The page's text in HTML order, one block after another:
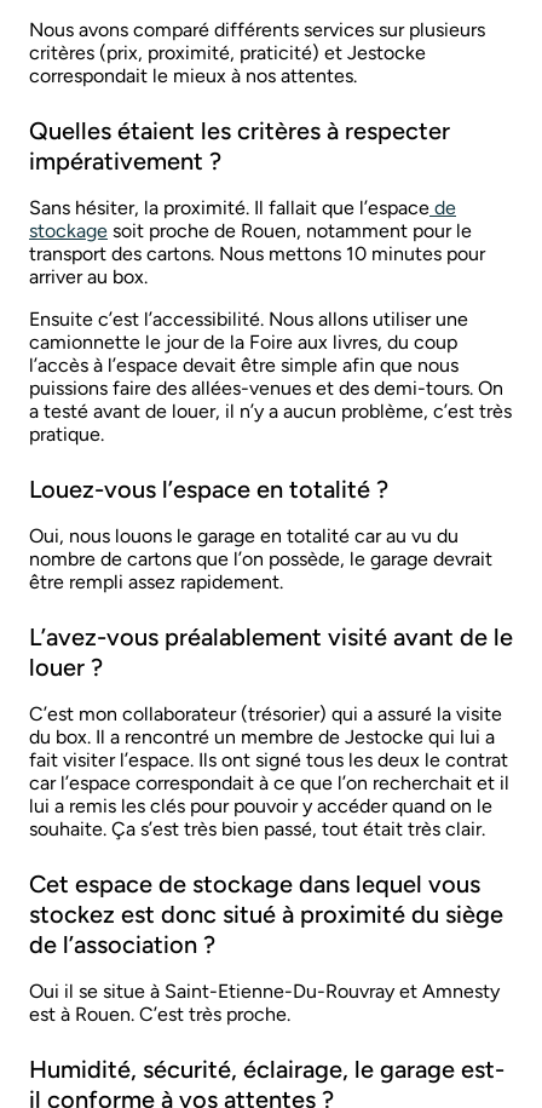
Nous avons comparé différents services sur plusieurs
critères (prix, proximité, praticité) et Jestocke
correspondait le mieux à nos attentes.
Quelles étaient les critères à respecter
impérativement ?
Sans hésiter, la proximité. Il fallait que l’espace de
stockage soit proche de Rouen, notamment pour le
transport des cartons. Nous mettons 10 minutes pour
arriver au box.
Ensuite c’est l’accessibilité. Nous allons utiliser une
camionnette le jour de la Foire aux livres, du coup
l’accès à l’espace devait être simple afin que nous
puissions faire des allées-venues et des demi-tours. On
a testé avant de louer, il n’y a aucun problème, c’est très
pratique.
Louez-vous l’espace en totalité ?
Oui, nous louons le garage en totalité car au vu du
nombre de cartons que l’on possède, le garage devrait
être rempli assez rapidement.
L’avez-vous préalablement visité avant de le
louer ?
C’est mon collaborateur (trésorier) qui a assuré la visite
du box. Il a rencontré un membre de Jestocke qui lui a
fait visiter l’espace. Ils ont signé tous les deux le contrat
car l’espace correspondait à ce que l’on recherchait et il
lui a remis les clés pour pouvoir y accéder quand on le
souhaite. Ça s’est très bien passé, tout était très clair.
Cet espace de stockage dans lequel vous
stockez est donc situé à proximité du siège
de l’association ?
Oui il se situe à Saint-Etienne-Du-Rouvray et Amnesty
est à Rouen. C’est très proche.
Humidité, sécurité, éclairage, le garage est-
il conforme à vos attentes ?